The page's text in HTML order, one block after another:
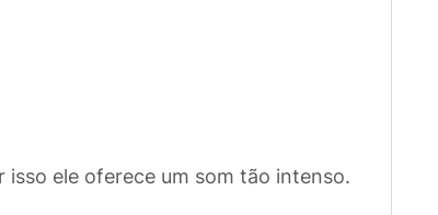
isso ele oferece um som tão intenso.